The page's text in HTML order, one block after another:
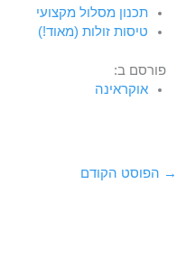
תכנון מסלול מקצועי
טיסות זולות (מאוד!)
פורסם ב:
אוקראינה
→ הפוסט הקודם